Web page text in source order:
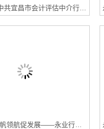
勿忘国耻·红帆领航促发展——永业行青海公司开展“九一八”主题观影活动